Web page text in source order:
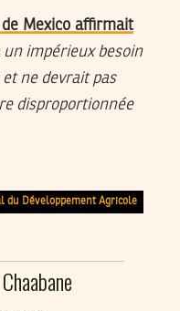
de Mexico affirmait
un impérieux besoin
ne devrait pas
disproportionnée
du Développement Agricole